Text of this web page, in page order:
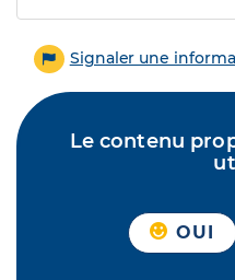
Signaler une
Le contenu
OUI